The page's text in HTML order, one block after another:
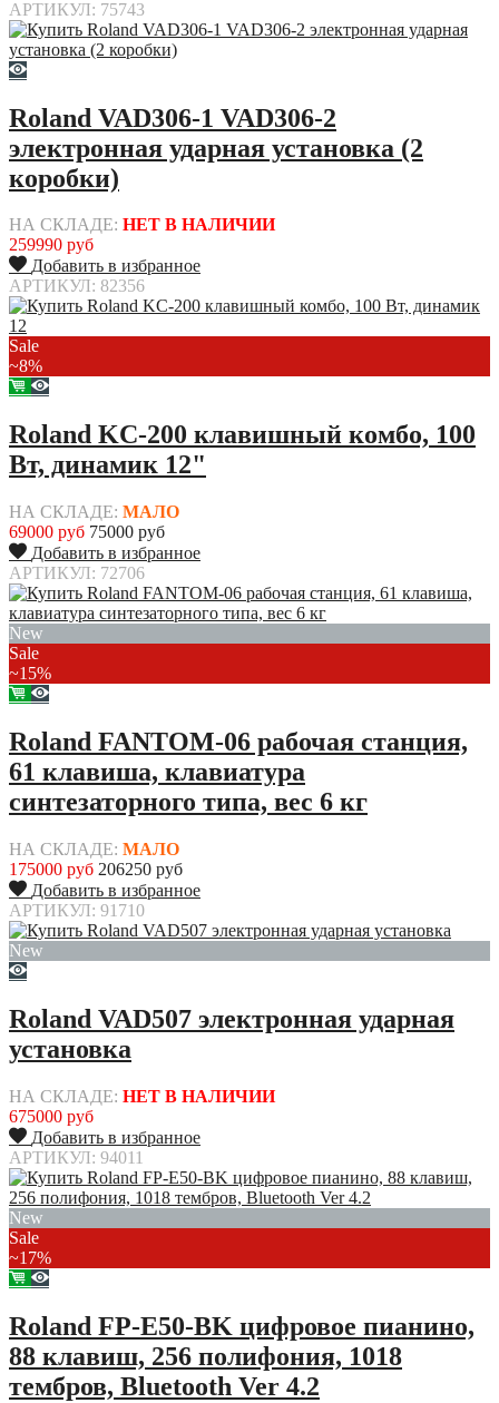
АРТИКУЛ: 75743
Roland VAD306-1 VAD306-2
электронная ударная установка (2
коробки)
НА СКЛАДЕ: НЕТ В НАЛИЧИИ
259990 руб
Добавить в избранное
АРТИКУЛ: 82356
Sale
~8%
Roland KC-200 клавишный комбо, 100
Вт, динамик 12"
НА СКЛАДЕ: МАЛО
69000 руб 75000 руб
Добавить в избранное
АРТИКУЛ: 72706
New
Sale
~15%
Roland FANTOM-06 рабочая станция,
61 клавиша, клавиатура
синтезаторного типа, вес 6 кг
НА СКЛАДЕ: МАЛО
175000 руб 206250 руб
Добавить в избранное
АРТИКУЛ: 91710
New
Roland VAD507 электронная ударная
установка
НА СКЛАДЕ: НЕТ В НАЛИЧИИ
675000 руб
Добавить в избранное
АРТИКУЛ: 94011
New
Sale
~17%
Roland FP-E50-BK цифровое пианино,
88 клавиш, 256 полифония, 1018
тембров, Bluetooth Ver 4.2